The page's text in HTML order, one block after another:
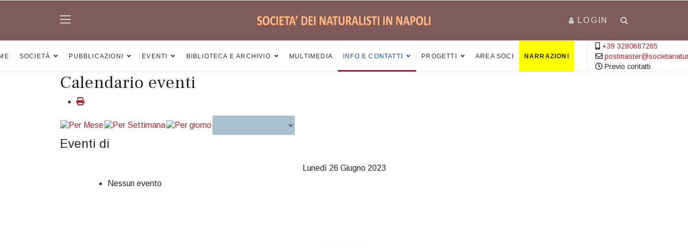
LOGIN
SOCIETÀ PUBBLICAZIONI EVENTI BIBLIOTECA E ARCHIVIO MULTIMEDIA INFO E CONTATTI PROGETTI AREA SOCI NARRAZIONI
+39 3280687265
Previo contatti
Calendario eventi
Eventi di
Lunedì 26 Giugno 2023
Nessun evento